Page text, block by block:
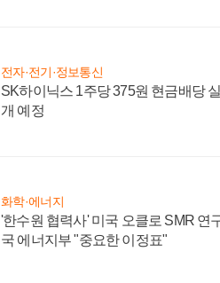
전자·전기·정보통신
SK하이닉스 1주당 375원 현금배당
개 예정
화학·에너지
'한수원 협력사' 미국 오클로 SMR 연
국 에너지부 "중요한 이정표"